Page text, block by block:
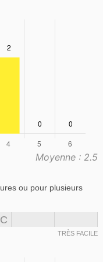
Moyenne : 2.5
ou pour plusieurs
C
TRÈS FACILE